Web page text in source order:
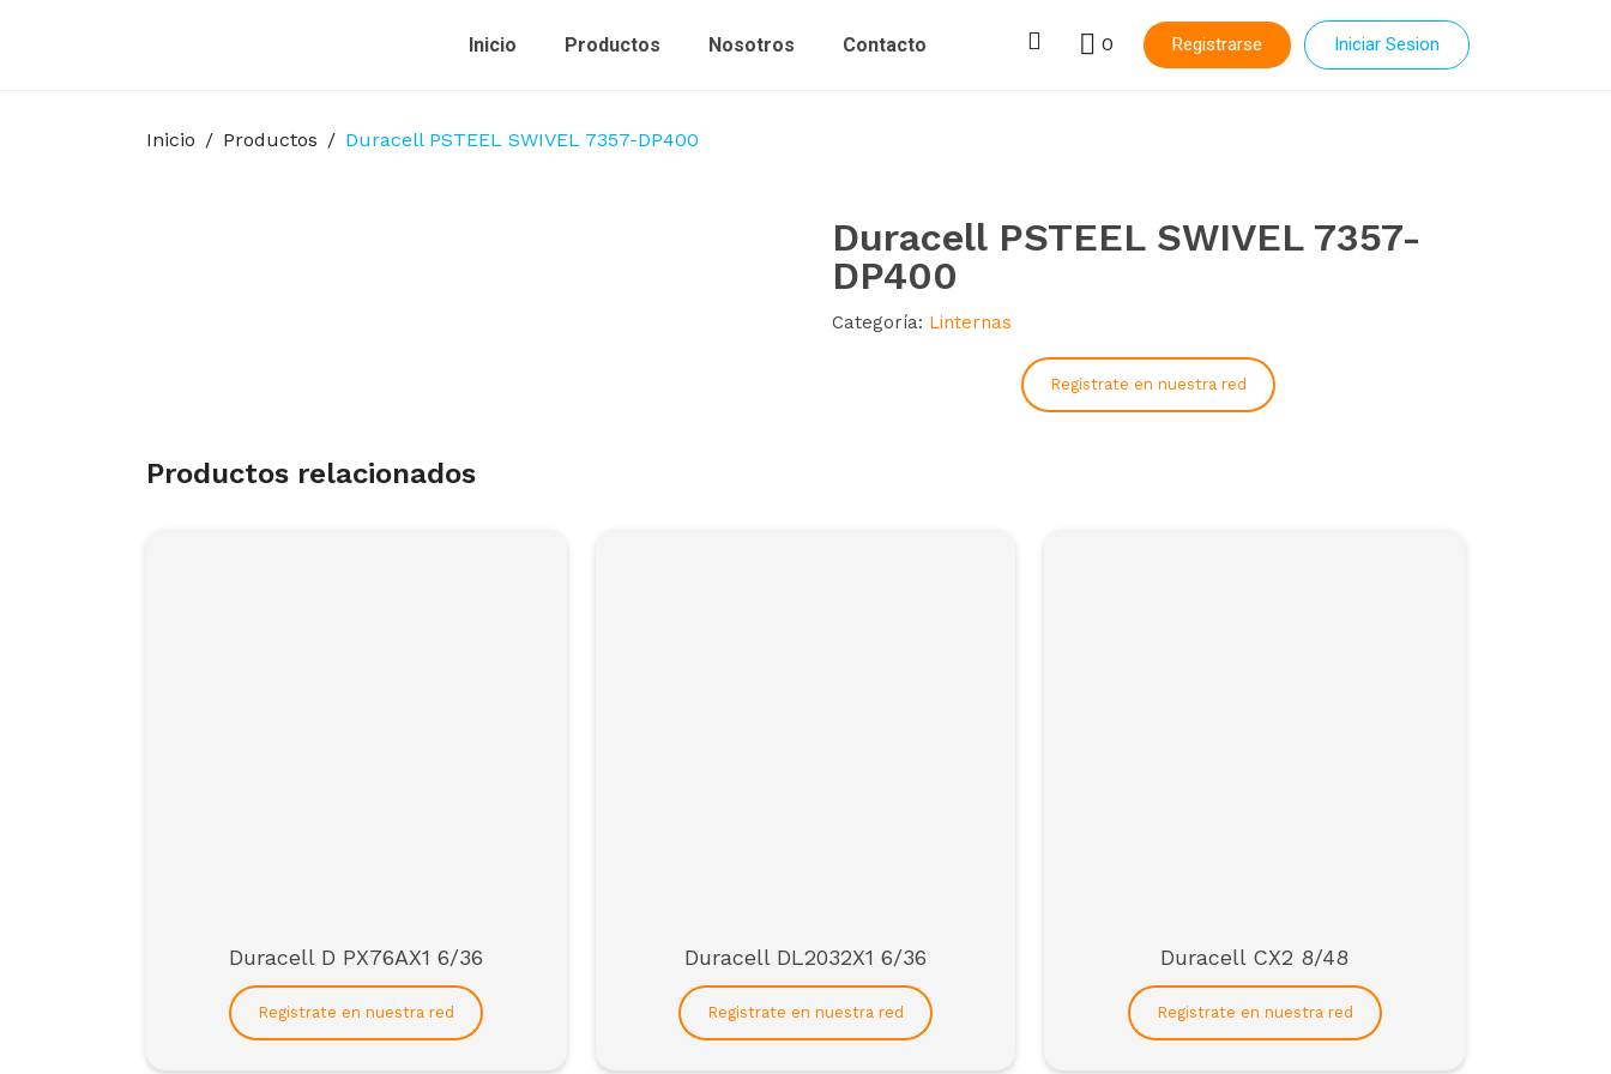
Inicio Productos Nosotros Contacto 0 Registrarse Iniciar Sesion
Inicio Productos Duracell PSTEEL SWIVEL 7357-DP400
Duracell PSTEEL SWIVEL 7357-
DP400
Categoría: Linternas
Registrate en nuestra red
Productos relacionados
Duracell D PX76AX1 6/36
Registrate en nuestra red
Duracell DL2032X1 6/36
Registrate en nuestra red
Duracell CX2 8/48
Registrate en nuestra red
*solo empresas